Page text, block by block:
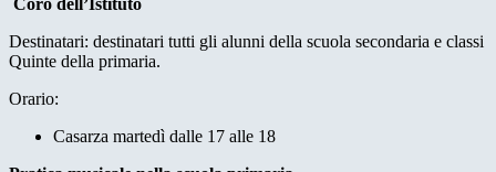
Coro dell’Istituto
Destinatari: destinatari tutti gli alunni della scuola secondaria e classi
Quinte della primaria.
Orario:
Casarza martedì dalle 17 alle 18